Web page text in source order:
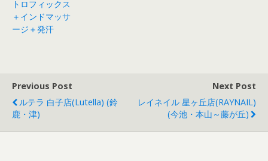
トロフィックス
＋インドマッサ
ージ＋発汗
Previous Post
ルテラ 白子店(Lutella) (鈴
鹿・津)
Next Post
レイネイル 星ヶ丘店(RAYNAIL)
(今池・本山～藤が丘)